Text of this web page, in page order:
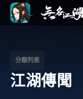
分類列表
江湖傳聞
文
導
覽